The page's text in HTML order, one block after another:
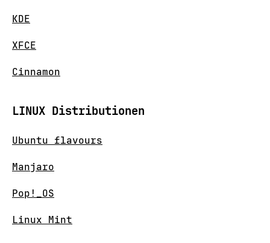
KDE
XFCE
Cinnamon
LINUX Distributionen
Ubuntu flavours
Manjaro
Pop!_OS
Linux Mint